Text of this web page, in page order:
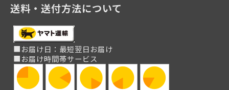
送料・送付方法について
■お届け日：最短翌日お届け
■お届け時間帯サービス